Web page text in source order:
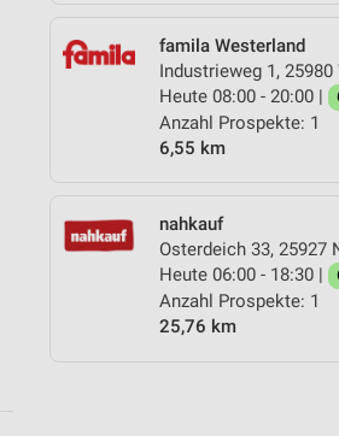
famila Westerland
Industrieweg 1,
Heute 08:00 - 20:00 |
Anzahl Prospekte: 1
6,55 km
nahkauf
Osterdeich 33, 25927
Heute 06:00 - 18:30 |
Anzahl Prospekte: 1
25,76 km